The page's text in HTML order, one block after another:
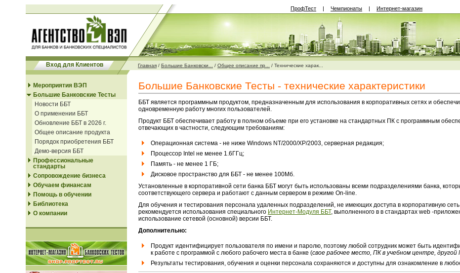
ПрофТест | Чемпионаты | Интернет-магазин
Вход для Клиентов Главная / Большие Банковски... / Общее описание пр... / Технические харак...
Мероприятия ВЭП
Большие Банковские Тесты
Новости ББТ
О применении ББТ
Обновление ББТ в 2026 г.
Общее описание продукта
Порядок приобретения ББТ
Демо-версия ББТ
Профессиональные
стандарты
Сопровождение бизнеса
Обучаем финансам
Помощь в обучении
Библиотека
О компании
Большие Банковские Тесты - технические характеристики
ББТ является программным продуктом, предназначенным для использования в корпоративных сетях и
одновременную работу многих пользователей.
Продукт ББТ обеспечивает работу в полном объеме при его установке на стандартных ПК с программным
отвечающих в частности, следующим требованиям:
Операционная система - не ниже Windows NT/2000/XP/2003, серверная редакция;
Процессор Intel не менее 1.6ГГц;
Память - не менее 1 ГБ;
Дисковое пространство для ББТ - не менее 100Мб.
Установленные в корпоративной сети банка ББТ могут быть использованы всеми подразделениями банка,
соответствующего сервера и работают с данным сервером в режиме On-line.
Для обучения и тестирования персонала удаленных подразделений, не имеющих доступа в корпоративную
рекомендуется использования специального Интернет-Модуля ББТ, выполненного в в стандартах web -
использование сетевой (основной) версии ББТ.
Дополнительно:
Продукт идентифицирует пользователя по имени и паролю, поэтому любой сотрудник может быть
к работе с программой с любого рабочего места в банке (свое рабочее место, ПК в учебном центре, другой
Результаты тестирования, обучения и оценки персонала сохраняются и доступны для ознакомление в